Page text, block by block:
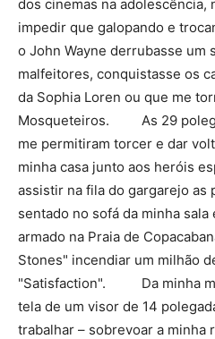
dos cinemas na adolescência,
impedir que galopando e
o John Wayne derrubasse um
malfeitores, conquistasse os
da Sophia Loren ou que me
Mosqueteiros. As 29
me permitiram torcer e dar
minha casa junto aos heróis
assistir na fila do gargarejo as
sentado no sofá da minha
armado na Praia de
Stones" incendiar um milhão
"Satisfaction". Da minha
tela de um visor de 14
trabalhar – sobrevoar a minha